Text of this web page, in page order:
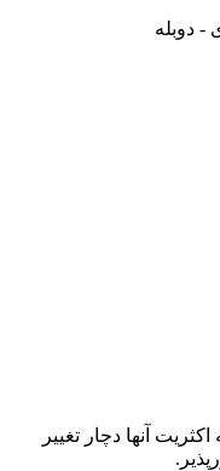
آنها دچار تغییر